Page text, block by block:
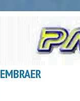
EMBRAER